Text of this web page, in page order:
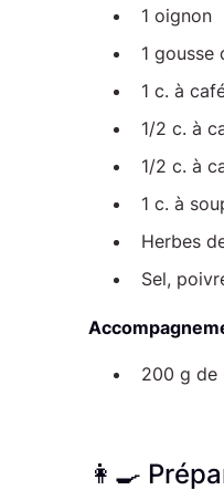
1 oignon
1 gousse
1 c. à
1/2 c. à
1/2 c. à
1 c. à
Herbes
Sel,
200 g de
👩‍🍳